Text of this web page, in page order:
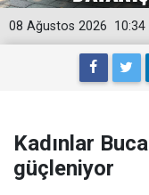
10:34
08 Ağustos 2026
Kadınlar
güçleniyor